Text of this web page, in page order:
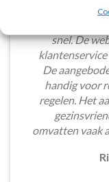
Het
snel. De
De
handig voor
regelen. Het
omvatten vaak